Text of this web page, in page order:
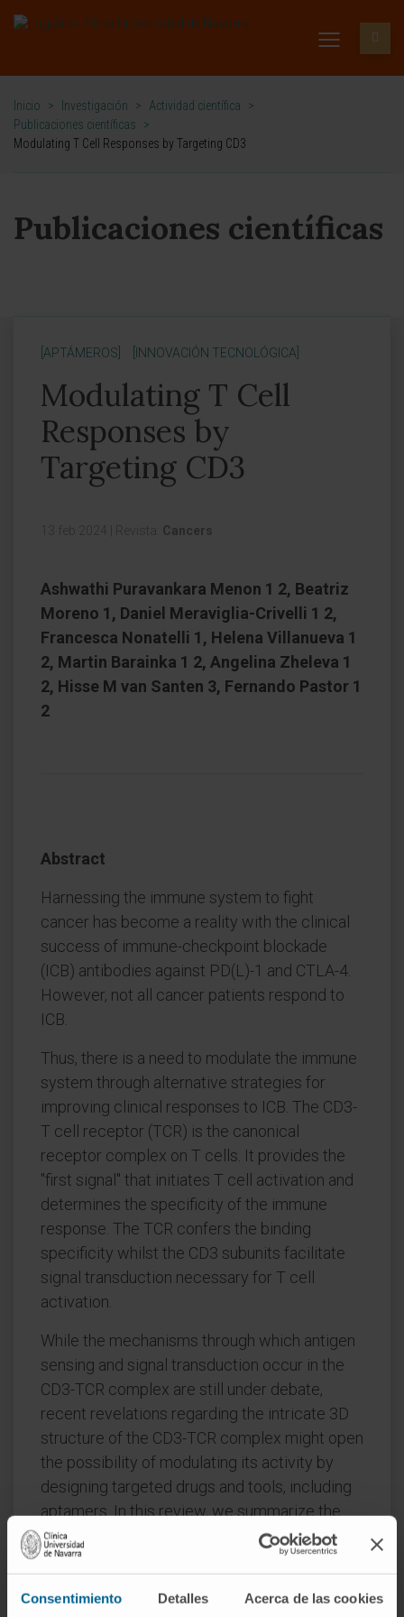
Consentimiento Detalles Acerca de las cookies
Inicio > Investigación > Actividad científica
>
Publicaciones científicas
>
Modulating T Cell Responses by Targeting CD3
Publicaciones científicas
[APTÁMEROS] [INNOVACIÓN TECNOLÓGICA]
Modulating T Cell
Responses by
Targeting CD3
13 feb 2024 Revista: Cancers
Ashwathi Puravankara Menon 1 2, Beatriz
Moreno 1, Daniel Meraviglia-Crivelli 1 2,
Francesca Nonatelli 1, Helena Villanueva 1
2, Martin Barainka 1 2, Angelina Zheleva 1
2, Hisse M van Santen 3, Fernando Pastor 1
2
Abstract
Harnessing the immune system to fight
cancer has become a reality with the clinical
success of immune-checkpoint blockade
(ICB) antibodies against PD(L)-1 and CTLA-4.
However, not all cancer patients respond to
ICB.
Thus, there is a need to modulate the immune
system through alternative strategies for
improving clinical responses to ICB. The CD3-
T cell receptor (TCR) is the canonical
receptor complex on T cells. It provides the
"first signal" that initiates T cell activation and
determines the specificity of the immune
response. The TCR confers the binding
specificity whilst the CD3 subunits facilitate
signal transduction necessary for T cell
activation.
While the mechanisms through which antigen
sensing and signal transduction occur in the
CD3-TCR complex are still under debate,
recent revelations regarding the intricate 3D
structure of the CD3-TCR complex might open
the possibility of modulating its activity by
designing targeted drugs and tools, including
aptamers. In this review, we summarize the
basis of CD3-TCR complex assembly and
survey the clinical and preclinical therapeutic
for potentiating cancer immunotherapy.